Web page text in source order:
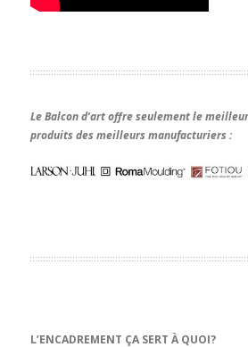
Le Balcon d’art offre seulement le
produits des meilleurs manufacturiers :
L’ENCADREMENT ÇA SERT À QUOI?